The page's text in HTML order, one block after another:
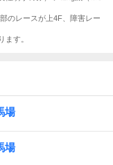
のレースが上4F、障害レー
す。
場
場